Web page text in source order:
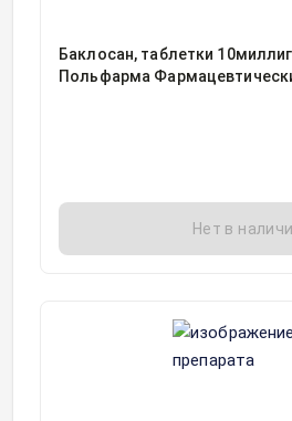
Баклосан, таблетки
Польфарма
Нет в